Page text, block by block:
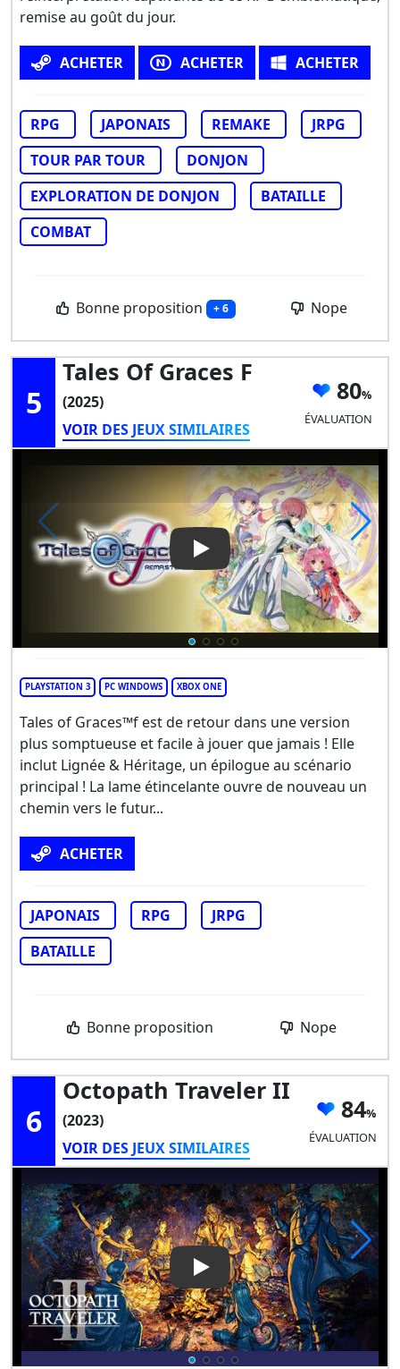
remise au goût du jour.
ACHETER ACHETER ACHETER
RPG JAPONAIS REMAKE
JRPG
TOUR PAR TOUR
DONJON
EXPLORATION DE DONJON
BATAILLE
COMBAT
Bonne proposition + 6 Nope
5
Tales Of Graces F
(2025)
VOIR DES JEUX SIMILAIRES
80
ÉVALUATION
Play Video: Tales of Graces f
PLAYSTATION 3 PC WINDOWS XBOX ONE
Tales of Graces™f est de retour dans une version
plus somptueuse et facile à jouer que jamais ! Elle
inclut Lignée & Héritage, un épilogue au scénario
principal ! La lame étincelante ouvre de nouveau un
chemin vers le futur...
ACHETER
JAPONAIS RPG
JRPG
BATAILLE
Bonne proposition Nope
6
Octopath Traveler II
(2023)
VOIR DES JEUX SIMILAIRES
84
ÉVALUATION
Play Video: Octopath